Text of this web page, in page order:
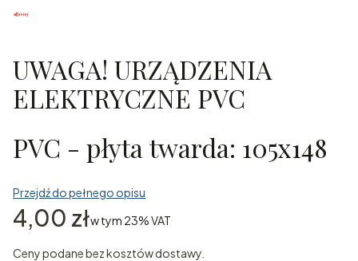
UWAGA! URZĄDZENIA
ELEKTRYCZNE PVC
PVC - płyta twarda: 105x148
Przejdź do pełnego opisu
Cena
4,00 złw tym 23% VAT
w tym 23%VAT
Ceny podane bez kosztów dostawy.